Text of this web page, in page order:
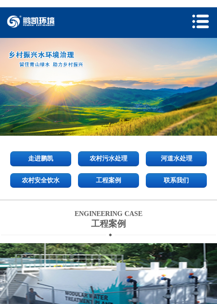
走进鹏凯 农村污水处理 河道水处理
农村安全饮水 工程案例 联系我们
ENGINEERING CASE
工程案例